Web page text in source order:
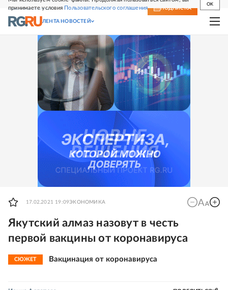
принимаете условия Пользовательского соглашения
OK
СВЕЖИЙ НОМЕР ПОДПИСКА
ЛЕНТА НОВОСТЕЙ
17.02.2021 19:09ЭКОНОМИКА
Якутский алмаз назовут в честь
первой вакцины от коронавируса
СЮЖЕТ Вакцинация от коронавируса